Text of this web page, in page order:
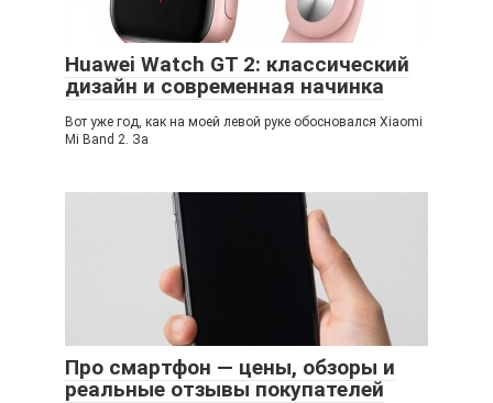
Huawei Watch GT 2: классический
дизайн и современная начинка
Вот уже год, как на моей левой руке обосновался Xiaomi
Mi Band 2. За
Про смартфон — цены, обзоры и
реальные отзывы покупателей